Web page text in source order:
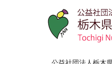
公益社団法人栃木